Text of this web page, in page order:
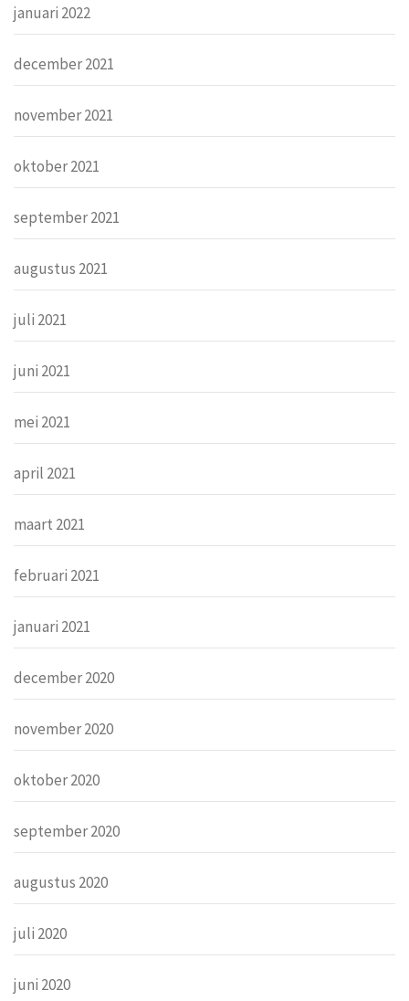
januari 2022
december 2021
november 2021
oktober 2021
september 2021
augustus 2021
juli 2021
juni 2021
mei 2021
april 2021
maart 2021
februari 2021
januari 2021
december 2020
november 2020
oktober 2020
september 2020
augustus 2020
juli 2020
juni 2020